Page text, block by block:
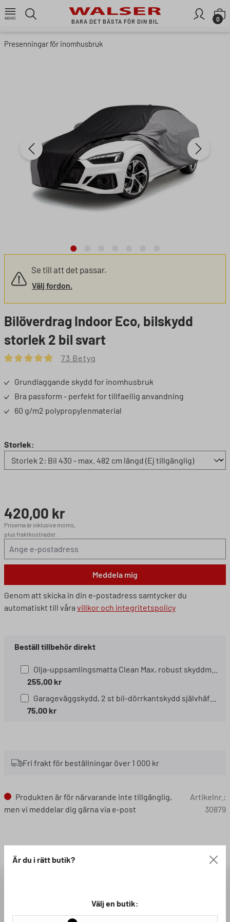
Gå till huvudinnehållet
BARA DET BÄSTA FÖR DIN BIL 0
Presenningar för inomhusbruk
Se till att det passar.
Välj fordon.
Bilöverdrag Indoor Eco, bilskydd
storlek 2 bil svart
Grundlaggande skydd for inomhusbruk
Bra passform - perfekt for tillfaellig anvandning
60 g/m2 polypropylenmaterial
Välj
Storlek:
Ordinarie pris:
420,00 kr
Priserna är inklusive moms,
plus fraktkostnader.
Meddela mig
Genom att skicka in din e-postadress samtycker du
automatiskt till våra villkor och integritetspolicy
73 Betyg
Beställ tillbehör direkt
255,00 kr
75,00 kr
Fri frakt för beställningar över 1 000 kr
Produkten är för närvarande inte tillgänglig,
men vi meddelar dig gärna via e-post
Artikelnr.:
30879
Är du i rätt butik?
Välj en butik: